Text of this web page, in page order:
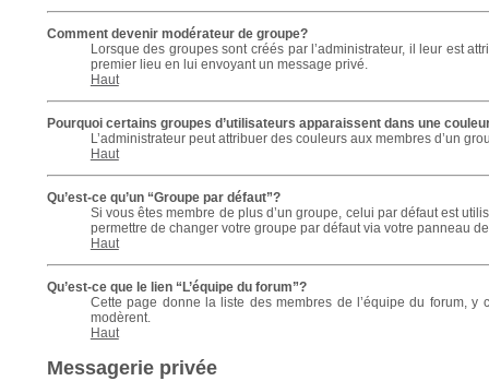
Comment devenir modérateur de groupe?
Lorsque des groupes sont créés par l’administrateur, il leur est
premier lieu en lui envoyant un message privé.
Haut
Pourquoi certains groupes d’utilisateurs apparaissent dans une
L’administrateur peut attribuer des couleurs aux membres d’un
Haut
Qu’est-ce qu’un “Groupe par défaut”?
Si vous êtes membre de plus d’un groupe, celui par défaut est
permettre de changer votre groupe par défaut via votre panneau de
Haut
Qu’est-ce que le lien “L’équipe du forum”?
Cette page donne la liste des membres de l’équipe du forum, y
modèrent.
Haut
Messagerie privée